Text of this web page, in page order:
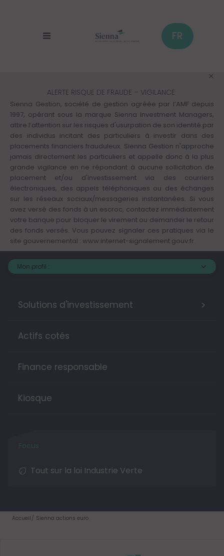
FR
ALERTE RISQUE DE FRAUDE – VIGILANCE
Sienna Gestion, société de gestion agréée par l’AMF depuis
1997, opérant sous la marque Sienna Investment Managers,
attire l’attention sur les risques d'usurpation de son identité par
des individus incitant des particuliers à investir dans des
placements financiers frauduleux. Sienna Gestion n'approche
jamais directement les particuliers et appelle donc à la plus
grande vigilance en ne répondant à aucune sollicitation de
placement et/ou d'investissement via des courriers
électroniques, des appels téléphoniques ou des échanges
sur les réseaux sociaux/messageries instantanées. Si vous
avez versé des fonds à un escroc, contactez immédiatement
votre banque pour bloquer le virement ou demander le retour
des fonds versés. Vous pouvez signaler ces pratiques via le
site gouvernemental : www.internet-signalement.gouv.fr
Mon profil :
Solutions d'investissement >
Actifs cotés
Finance responsable
Kiosque
Tout sur la loi Industrie Verte
Accueil Sienna actions euro